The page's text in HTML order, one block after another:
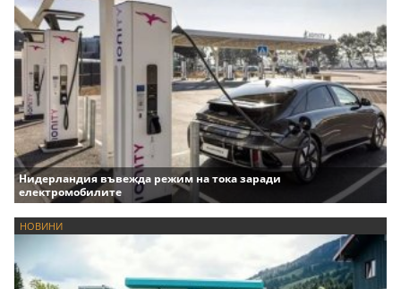
Нидерландия въвежда режим на тока заради
електромобилите
НОВИНИ